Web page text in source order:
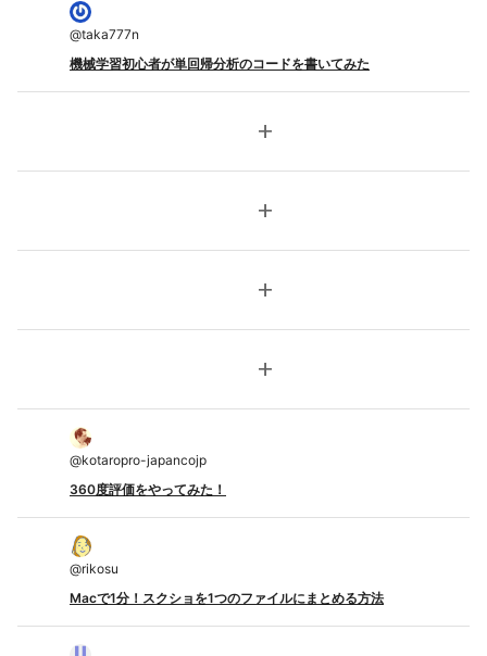
@taka777n
機械学習初心者が単回帰分析のコードを書いてみた
add
add
add
add
@kotaropro-japancojp
360度評価をやってみた！
@rikosu
Macで1分！スクショを1つのファイルにまとめる方法